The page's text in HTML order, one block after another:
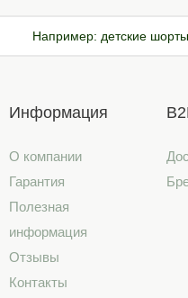
Например: детские шорты
Информация
О компании
Гарантия
Полезная
информация
Отзывы
Контакты